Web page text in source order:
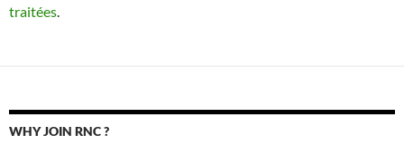
traitées.
WHY JOIN RNC ?